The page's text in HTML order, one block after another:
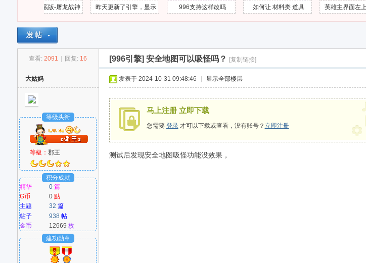
爱
引擎底版-屠龙战神
下载部分错误
昨天更新了引擎，显示
连接游戏超时
996支持这样改吗
如何让 材料类 道具
的“使用”按钮隐藏掉
英雄主界面左上角状态
头像UI界面怎么添加出
查看: 2091 回复: 16 [996引擎] 安全地图可以吸怪吗？ [复制链接]
大姑妈
等级头衔
等級：郡王
积分成就
精华
0 篇
G币
0點
主题
32 篇
帖子
938 帖
金币
12669枚
建功勋章
发表于 2024-10-31 09:48:46 显示全部楼层
马上注册 立即下载
您需要 登录才可以下载或查看，没有账号？ 立即注册
测试后发现安全地图吸怪功能没效果，